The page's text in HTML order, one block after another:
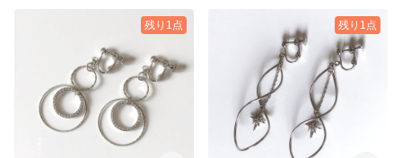
残り1点 残り1点